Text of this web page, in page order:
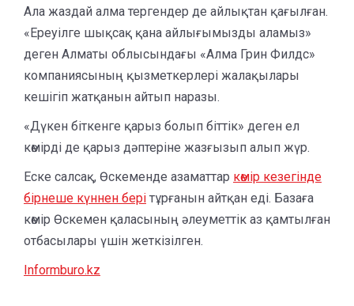
Ала жаздай алма тергендер де айлықтан қағылған.
«Ереуілге шықсақ қана айлығымызды аламыз»
деген Алматы облысындағы «Алма Грин Филдс»
компаниясының қызметкерлері жалақылары
кешігіп жатқанын айтып наразы.
«Дүкен біткенге қарыз болып біттік» деген ел
көмірді де қарыз дәптеріне жазғызып алып жүр.
Еске салсақ, Өскеменде азаматтар көмір кезегінде
бірнеше күннен бері тұрғанын айтқан еді. Базаға
көмір Өскемен қаласының әлеуметтік аз қамтылған
отбасылары үшін жеткізілген.
Informburo.kz